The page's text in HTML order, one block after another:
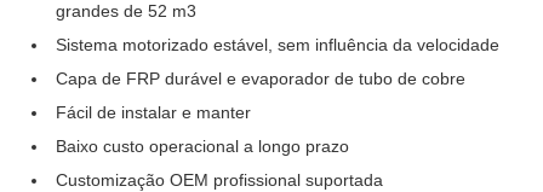
grandes de 52 m3
Sistema motorizado estável, sem influência da velocidade
Capa de FRP durável e evaporador de tubo de cobre
Fácil de instalar e manter
Baixo custo operacional a longo prazo
Customização OEM profissional suportada